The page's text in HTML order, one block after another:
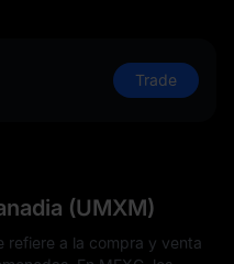
Trade
(UMXM)
refiere a la compra y venta